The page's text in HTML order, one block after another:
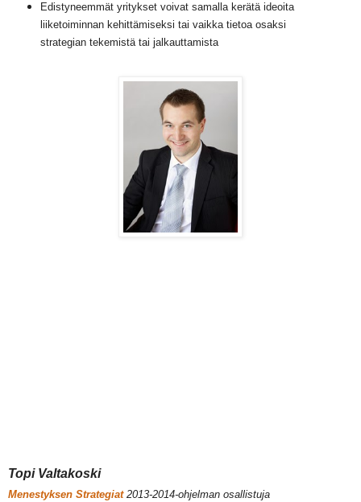
Edistyneemmät yritykset voivat samalla kerätä ideoita
liiketoiminnan kehittämiseksi tai vaikka tietoa osaksi
strategian tekemistä tai jalkauttamista
Topi Valtakoski
Menestyksen Strategiat2013-2014-ohjelman osallistuja